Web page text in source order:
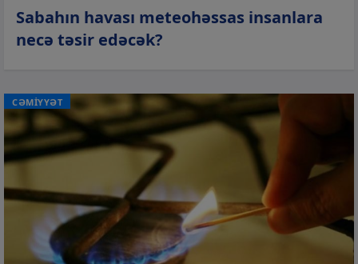
Sabahın havası meteohəssas insanlara
necə təsir edəcək?
CƏMİYYƏT